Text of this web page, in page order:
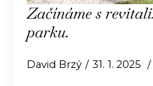
Začínáme s
parku.
David Brzý 31. 1. 2025